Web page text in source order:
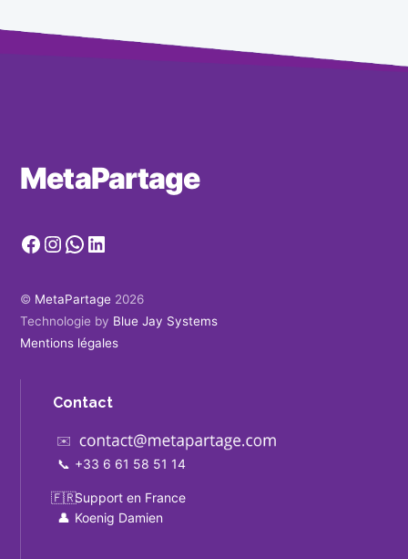
MetaPartage
Facebook
Instagram
WhatsApp
LinkedIn
© MetaPartage 2026
Technologie by Blue Jay Systems
Mentions légales
Contact
✉️
📞 +33 6 61 58 51 14
🇫🇷Support en France
👤 Koenig Damien